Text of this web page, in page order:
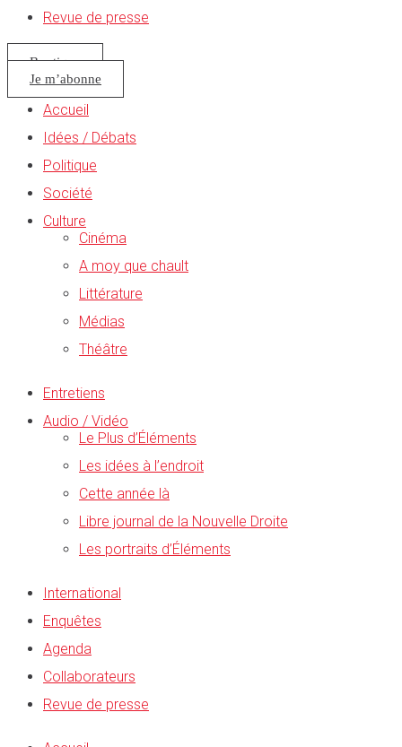
Revue de presse
Boutique
Je m’abonne
Accueil
Idées / Débats
Politique
Société
Culture
Cinéma
A moy que chault
Littérature
Médias
Théâtre
Entretiens
Audio / Vidéo
Le Plus d’Éléments
Les idées à l’endroit
Cette année là
Libre journal de la Nouvelle Droite
Les portraits d’Éléments
International
Enquêtes
Agenda
Collaborateurs
Revue de presse